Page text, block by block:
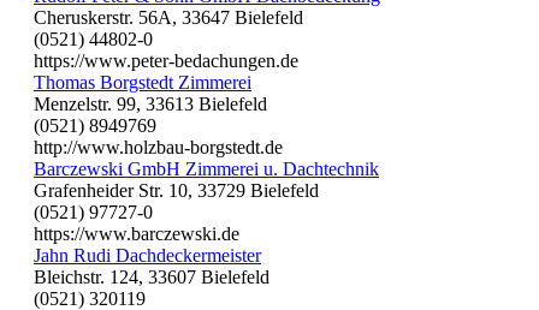
Cheruskerstr. 56A, 33647 Bielefeld
(0521) 44802-0
https://www.peter-bedachungen.de
Thomas Borgstedt Zimmerei
Menzelstr. 99, 33613 Bielefeld
(0521) 8949769
http://www.holzbau-borgstedt.de
Barczewski GmbH Zimmerei u. Dachtechnik
Grafenheider Str. 10, 33729 Bielefeld
(0521) 97727-0
https://www.barczewski.de
Jahn Rudi Dachdeckermeister
Bleichstr. 124, 33607 Bielefeld
(0521) 320119